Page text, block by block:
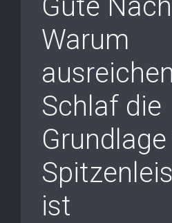
Gute
Warum
Schlaf die
ist